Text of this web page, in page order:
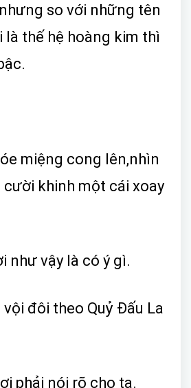
so với những tên
thế hệ hoàng kim thì
miệng cong lên,nhìn
cười khinh một cái xoay
như vậy là có ý gì.
vội đôi theo Quỷ Đấu La
phải nói rõ cho ta.